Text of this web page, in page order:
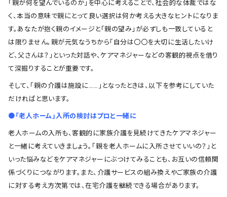
「親が何を望んでいるのか」を中心に考えることで、社会的な体裁ではな
く、本当の意味で親にとって良い選択は何か考える大きなヒントになりま
す。あなたが抱く親のイメージと「親の望み」が必ずしも一致していると
は限りません。親が元気なうちから「自分は〇〇を大切に生活したいけ
ど、父さんは？」といった対話や、ケアマネジャーなどの客観的視点を借り
て深掘りすることが重要です。
そして、「親の介護は施設に……」となったときは、以下を参考にしていた
だければと思います。
●「老人ホーム」入所の検討はプロと一緒に
老人ホームの入所も、客観的に家族介護を見続けてきたケアマネジャー
と一緒に考えていきましょう。「親を老人ホームに入所させていいの？」と
いった悩みなどをケアマネジャーにぶつけてみることも、お互いの信頼関
係づくりにつながります。また、介護サービスの組み換えやご家族の介護
に対する考え方次第では、在宅介護を継続できる場合があります。